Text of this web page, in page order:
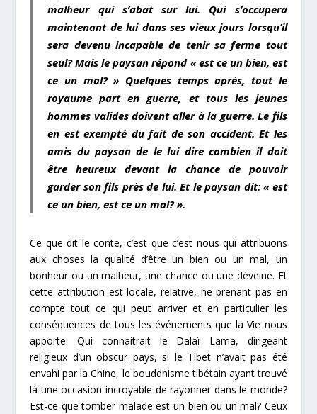
malheur qui s’abat sur lui. Qui s’occupera
maintenant de lui dans ses vieux jours lorsqu’il
sera devenu incapable de tenir sa ferme tout
seul? Mais le paysan répond « est ce un bien, est
ce un mal? » Quelques temps après, tout le
royaume part en guerre, et tous les jeunes
hommes valides doivent aller à la guerre. Le fils
en est exempté du fait de son accident. Et les
amis du paysan de le lui dire combien il doit
être heureux devant la chance de pouvoir
garder son fils près de lui. Et le paysan dit: « est
ce un bien, est ce un mal? ».
Ce que dit le conte, c’est que c’est nous qui attribuons
aux choses la qualité d’être un bien ou un mal, un
bonheur ou un malheur, une chance ou une déveine. Et
cette attribution est locale, relative, ne prenant pas en
compte tout ce qui peut arriver et en particulier les
conséquences de tous les événements que la Vie nous
apporte. Qui connaitrait le Dalaï Lama, dirigeant
religieux d’un obscur pays, si le Tibet n’avait pas été
envahi par la Chine, le bouddhisme tibétain ayant trouvé
là une occasion incroyable de rayonner dans le monde?
Est-ce que tomber malade est un bien ou un mal? Ceux